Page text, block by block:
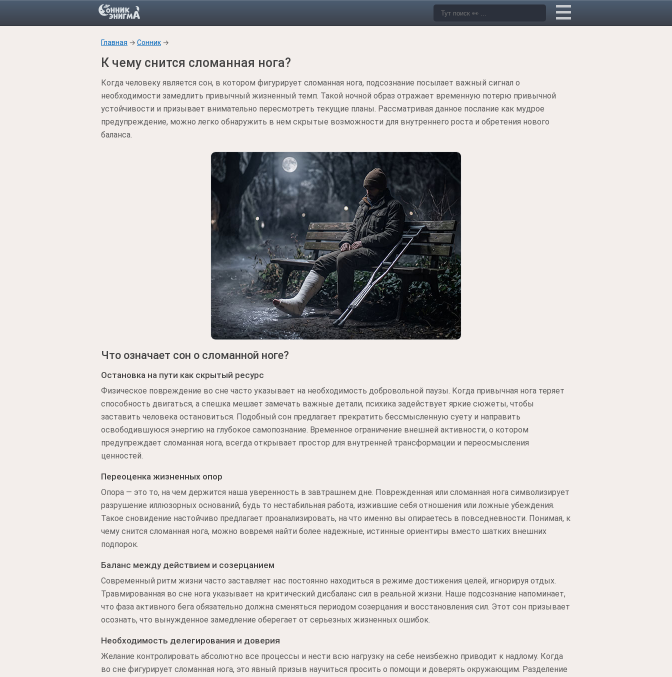
Главная → Сонник →
К чему снится сломанная нога?
Когда человеку является сон, в котором фигурирует сломанная нога, подсознание посылает важный сигнал о
необходимости замедлить привычный жизненный темп. Такой ночной образ отражает временную потерю привычной
устойчивости и призывает внимательно пересмотреть текущие планы. Рассматривая данное послание как мудрое
предупреждение, можно легко обнаружить в нем скрытые возможности для внутреннего роста и обретения нового
баланса.
Что означает сон о сломанной ноге?
Остановка на пути как скрытый ресурс
Физическое повреждение во сне часто указывает на необходимость добровольной паузы. Когда привычная нога теряет
способность двигаться, а спешка мешает замечать важные детали, психика задействует яркие сюжеты, чтобы
заставить человека остановиться. Подобный сон предлагает прекратить бессмысленную суету и направить
освободившуюся энергию на глубокое самопознание. Временное ограничение внешней активности, о котором
предупреждает сломанная нога, всегда открывает простор для внутренней трансформации и переосмысления
ценностей.
Переоценка жизненных опор
Опора — это то, на чем держится наша уверенность в завтрашнем дне. Поврежденная или сломанная нога символизирует
разрушение иллюзорных оснований, будь то нестабильная работа, изжившие себя отношения или ложные убеждения.
Такое сновидение настойчиво предлагает проанализировать, на что именно вы опираетесь в повседневности. Понимая, к
чему снится сломанная нога, можно вовремя найти более надежные, истинные ориентиры вместо шатких внешних
подпорок.
Баланс между действием и созерцанием
Современный ритм жизни часто заставляет нас постоянно находиться в режиме достижения целей, игнорируя отдых.
Травмированная во сне нога указывает на критический дисбаланс сил в реальной жизни. Наше подсознание напоминает,
что фаза активного бега обязательно должна сменяться периодом созерцания и восстановления сил. Этот сон призывает
осознать, что вынужденное замедление оберегает от серьезных жизненных ошибок.
Необходимость делегирования и доверия
Желание контролировать абсолютно все процессы и нести всю нагрузку на себе неизбежно приводит к надлому. Когда
во сне фигурирует сломанная нога, это явный призыв научиться просить о помощи и доверять окружающим. Разделение